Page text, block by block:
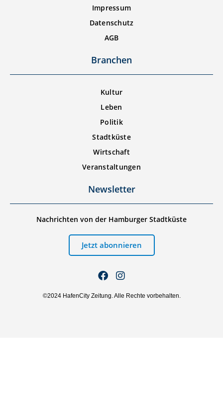
Impressum
Datenschutz
AGB
Branchen
Kultur
Leben
Politik
Stadtküste
Wirtschaft
Veranstaltungen
Newsletter
Nachrichten von der Hamburger Stadtküste
Jetzt abonnieren
©2024 HafenCity Zeitung. Alle Rechte vorbehalten.